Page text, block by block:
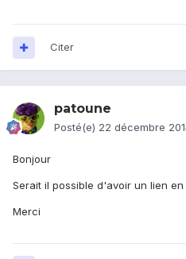
Citer
patoune
Posté(e) 22 décembre
Bonjour
Serait il possible d'avoir un lien
Merci